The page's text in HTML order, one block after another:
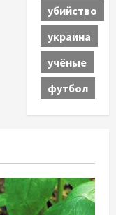
убийство
украина
учёные
футбол